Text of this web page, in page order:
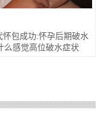
怀包成功:怀孕后期破水
么感觉高位破水症状